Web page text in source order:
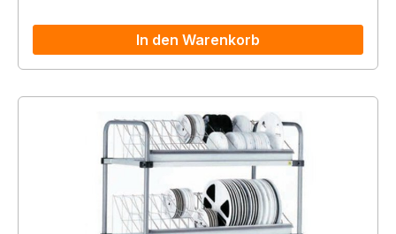
In den Warenkorb